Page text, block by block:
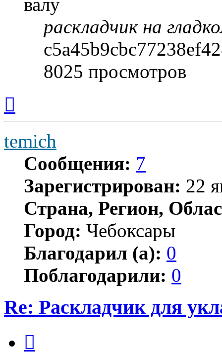
раскладчик на
8025 просмотров
началу
temich
Сообщения: 7
Зарегистрирован: 22
Страна, Регион,
Город: Чебоксары
Благодарил (а): 0
Поблагодарили: 0
Re: Раскладчик для